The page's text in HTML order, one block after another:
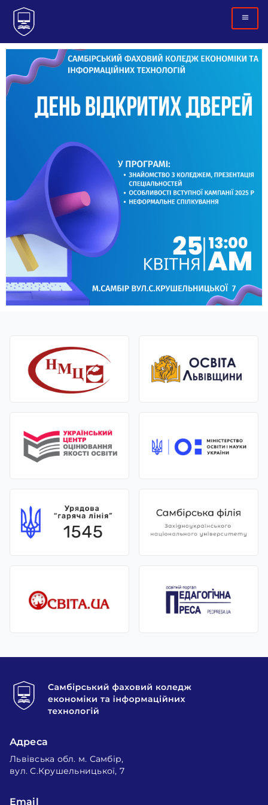
Адреса
Львівська обл. м. Самбір,
вул. С.Крушельницької, 7
Email